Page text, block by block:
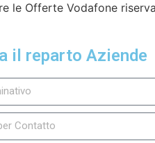
le Offerte Vodafone
il reparto Aziende